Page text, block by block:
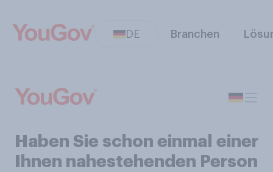
DE Branchen
Haben Sie schon einmal einer
Ihnen nahestehenden Person